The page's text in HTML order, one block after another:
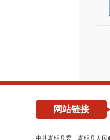
网站链接
中共嵩明县委、嵩明县人民